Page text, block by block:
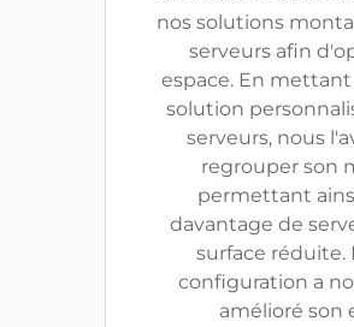
nos solutions
serveurs afin
espace. En
solution
serveurs, nous
regrouper son
permettant
davantage de
surface réduite.
configuration a
amélioré son